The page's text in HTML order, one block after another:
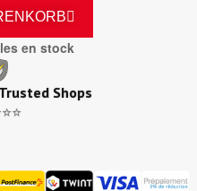
en stock
Shops